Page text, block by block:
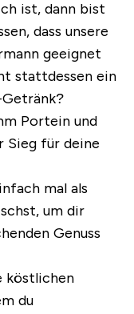
ist, dann bist
dass unsere
geeignet
stattdessen ein
Portein und
Sieg für deine
mal als
um dir
Genuss
köstlichen
du